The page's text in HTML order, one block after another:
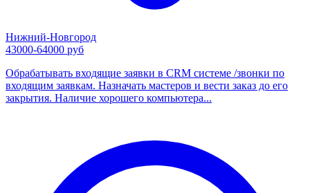
Нижний-Новгород
43000-64000 руб
Обрабатывать входящие заявки в CRM системе /звонки по
входящим заявкам. Назначать мастеров и вести заказ до его
закрытия. Наличие хорошего компьютера...